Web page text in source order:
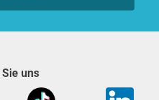
Sie uns